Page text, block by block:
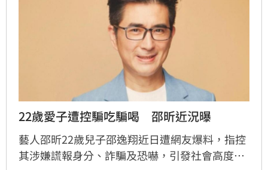
22歲愛子遭控騙吃騙喝　邵昕近況曝
藝人邵昕22歲兒子邵逸翔近日遭網友爆料，指控
其涉嫌謊報身分、詐騙及恐嚇，引發社會高度關